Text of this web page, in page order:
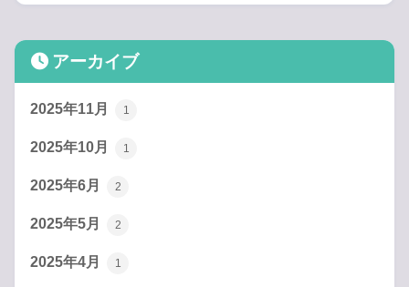
アーカイブ
2025年11月 1
2025年10月 1
2025年6月 2
2025年5月 2
2025年4月 1